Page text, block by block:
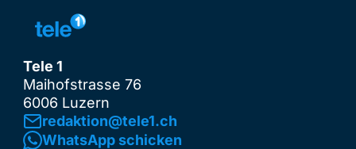
Tele 1
Maihofstrasse 76
6006 Luzern
redaktion@tele1.ch
WhatsApp schicken